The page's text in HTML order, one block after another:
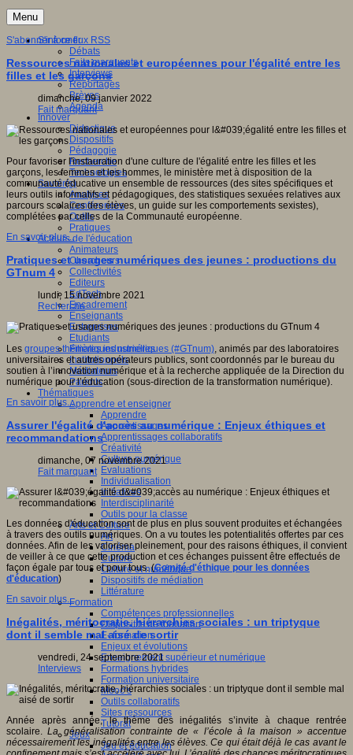
Menu
S'informer
Débats
Faits marquants
Interviews
Reportages
Brèves
Agenda
Innover
Didactique
Dispositifs
Pédagogie
Recherche
Technologies
Savoir(s)
Analyses
Conférences
Outils
Pratiques
Acteurs de l'éducation
Animateurs
Chercheurs
Collectivités
Editeurs
EdTech
Encadrement
Enseignants
Entreprises
Etudiants
Filières industrielles
Institutionnels
Médiateurs
Parents
Thématiques
Apprendre et enseigner
Apprendre
Apprentissages
Apprentissages collaboratifs
Créativité
Culture numérique
Evaluations
Individualisation
Initiatives
Interdisciplinarité
Outils pour la classe
Arts et Culture
Art
Cinéma
Culture
Culture et numérique
Dispositifs de médiation
Littérature
Formation
Compétences professionnelles
Dispositifs de formation
E- formation
Enjeux et évolutions
Enseignement supérieur et numérique
Formations hybrides
Formation universitaire
Mooc’s
Outils collaboratifs
Sites ressources
Tutorat
Jeux
Jeu et éducation
S'abonner à ce flux RSS
Ressources nationales et européennes pour l'égalité entre les
filles et les garçons
dimanche, 09 janvier 2022
Fait marquant
Pour favoriser l'instauration d'une culture de l'égalité entre les filles et les
garçons, les femmes et les hommes, le ministère met à disposition de la
communauté éducative un ensemble de ressources (des sites spécifiques et
leurs outils informatifs et pédagogiques, des statistiques sexuées relatives aux
parcours scolaires des élèves, un guide sur les comportements sexistes),
complétées par celles de la Communauté européenne.
En savoir plus...
Pratiques et usages numériques des jeunes : productions du
GTnum 4
lundi, 15 novembre 2021
Recherche
Les groupes thématiques numériques (#GTnum), animés par des laboratoires
universitaires et autres opérateurs publics, sont coordonnés par le bureau du
soutien à l’innovation numérique et à la recherche appliquée de la Direction du
numérique pour l’éducation (sous-direction de la transformation numérique).
En savoir plus...
Assurer l'égalité d'accès au numérique : Enjeux éthiques et
recommandations
dimanche, 07 novembre 2021
Fait marquant
Les données d'éducation sont de plus en plus souvent produites et échangées
à travers des outils numériques. On a vu toutes les potentialités offertes par ces
données. Afin de les valoriser pleinement, pour des raisons éthiques, il convient
de veiller à ce que cette production et ces échanges puissent être effectués de
façon égale par tous et pour tous. (Comité d'éthique pour les données
d'éducation)
En savoir plus...
Inégalités, méritocratie, hiérarchies sociales : un triptyque
dont il semble mal aisé de sortir
vendredi, 24 septembre 2021
Interviews
Année après année, le thème des inégalités s’invite à chaque rentrée
scolaire.La généralisation contrainte de « l’école à la maison » accentue
nécessairement les inégalités entre les élèves. Ce qui était déjà le cas avant le